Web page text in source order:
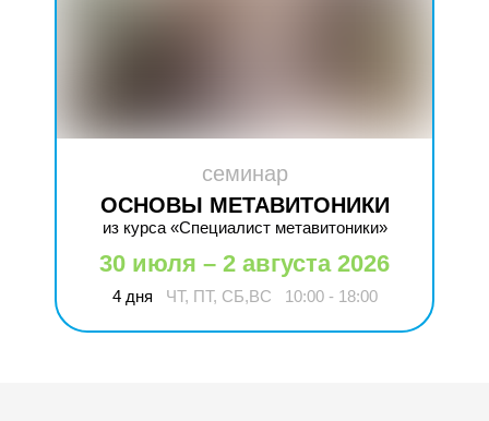
семинар
ОСНОВЫ МЕТАВИТОНИКИ
из курса «Специалист метавитоники»
30 июля – 2 августа 2026
4 дня ЧТ, ПТ, СБ,ВС 10:00 - 18:00